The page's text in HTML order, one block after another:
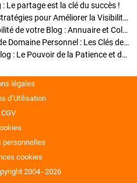
Le partage est la clé du succès !
Optimisation SEO des Articles : Stratégies pour Améliorer la Visibilité de Votre Blog
Stratégies pour améliorer la visibilité de votre Blog : Annuaire et Collaborations
Pourquoi Investir dans un Nom de Domaine Personnel : Les Clés de la Réussite de Votre Blog
Comment Faire Émerger Votre Blog : Le Pouvoir de la Patience et de la Persévérance
légales
d’Utilisation
CGV
personnelles
cookies
2004--2026